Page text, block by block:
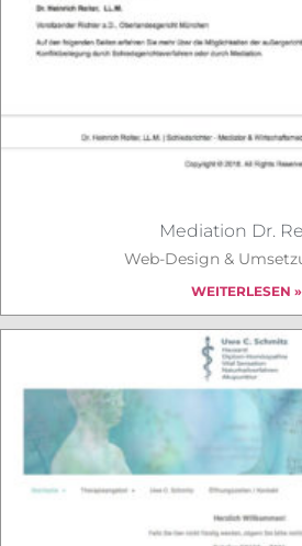
Mediation Dr.
Web-Design &
WEITERLESEN »